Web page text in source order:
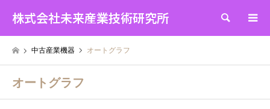
株式会社未来産業技術研究所 検索
中古産業機器 オートグラフ
オートグラフ